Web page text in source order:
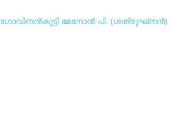
ഗോവിന്ദന്‍കുട്ടി മേനോന്‍ പി. (ശത്രുഘ്‌നന്‍)